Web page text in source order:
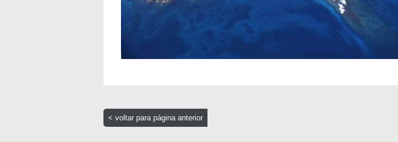
< voltar para página anterior